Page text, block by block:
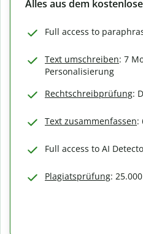
Alles aus dem
Full access to
Text umschreiben: 7
Personalisierung
Rechtschreibprüfung:
Text zusammenfassen:
Full access to AI
Plagiatsprüfung: